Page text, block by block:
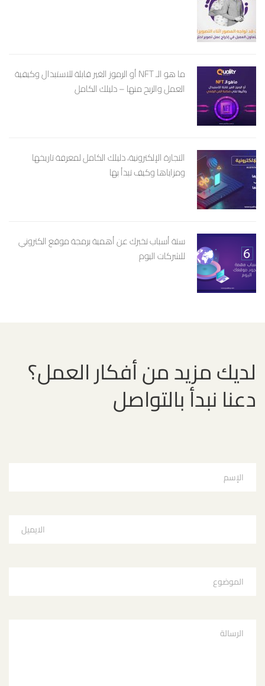
ما هو الـ NFT أو الرموز الغير قابلة للاستبدال وكيفية
العمل والربح منها – دليلك الكامل
التجارة الإلكترونية، دليلك الكامل لمعرفة تاريخها
ومزاياها وكيف تبدأ بها
ستة أسباب تخبرك عن أهمية برمجة موقع الكتروني
للشركات اليوم
لديك مزيد من أفكار العمل؟
دعنا نبدأ بالتواصل